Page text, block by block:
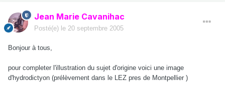
Jean Marie Cavanihac
Posté(e) le 20 septembre 2005
Bonjour à tous,
pour completer l'illustration du sujet d'origine voici une image
d'hydrodictyon (prélèvement dans le LEZ pres de Montpellier )